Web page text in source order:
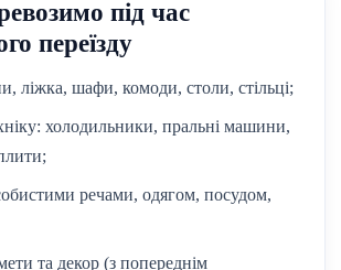
під час
переїзду
ліжка, шафи, комоди, столи, стільці;
холодильники, пральні машини,
речами, одягом, посудом,
та декор (з попереднім